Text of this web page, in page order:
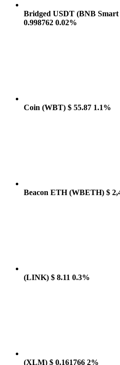
Bridged USDT (BNB
0.998762 0.02%
Coin (WBT) $ 55.87 1.1%
Beacon ETH(WBETH) $
(LINK) $ 8.11 0.3%
(XLM) $ 0.161766 2%